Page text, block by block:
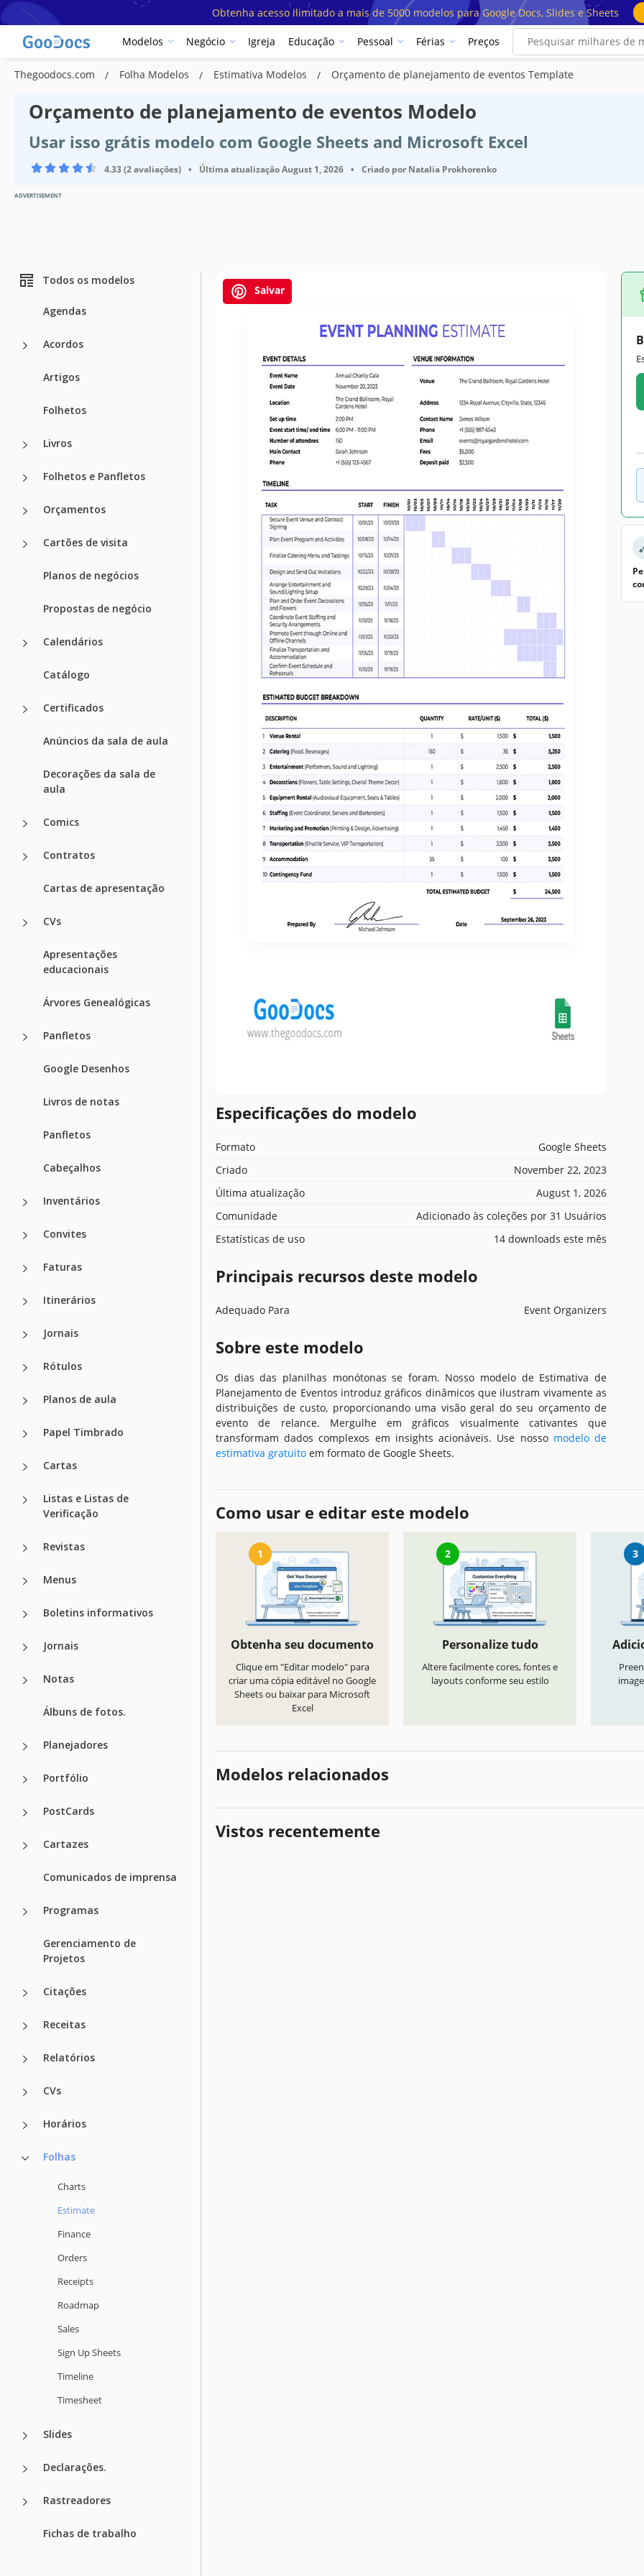
Obtenha acesso ilimitado a mais de 5000 modelos para Google Docs, Slides e Sheets
Modelos Negócio Igreja Educação Pessoal Férias Preços
Thegoodocs.com Folha Modelos Estimativa Modelos Orçamento de planejamento de eventos Template
Orçamento de planejamento de eventos Modelo
Usar isso grátis modelo com Google Sheets and Microsoft Excel
4.33 (2 avaliações) • Última atualizaçãoAugust 1, 2026 • Criado por Natalia Prokhorenko
ADVERTISEMENT
Todos os modelos
Agendas
Acordos
Artigos
Folhetos
Livros
Folhetos e Panfletos
Orçamentos
Cartões de visita
Planos de negócios
Propostas de negócio
Calendários
Catálogo
Certificados
Anúncios da sala de aula
Decorações da sala de
aula
Comics
Contratos
Cartas de apresentação
CVs
Apresentações
educacionais
Árvores Genealógicas
Panfletos
Google Desenhos
Livros de notas
Panfletos
Cabeçalhos
Inventários
Convites
Faturas
Itinerários
Jornais
Rótulos
Planos de aula
Papel Timbrado
Cartas
Listas e Listas de
Verificação
Revistas
Menus
Boletins informativos
Jornais
Notas
Álbuns de fotos.
Planejadores
Portfólio
PostCards
Cartazes
Comunicados de imprensa
Programas
Gerenciamento de
Projetos
Citações
Receitas
Relatórios
CVs
Horários
Folhas
Charts
Estimate
Finance
Orders
Receipts
Roadmap
Sales
Sign Up Sheets
Timeline
Timesheet
Slides
Declarações.
Rastreadores
Fichas de trabalho
Salvar
Especificações do modelo
Formato
Google Sheets
Criado
November 22, 2023
Última atualização
August 1, 2026
Comunidade
Adicionado às coleções por 31 Usuários
Estatísticas de uso
14 downloads este mês
Principais recursos deste modelo
Adequado Para Event Organizers
Sobre este modelo
Os dias das planilhas monótonas se foram. Nosso modelo de Estimativa de
Planejamento de Eventos introduz gráficos dinâmicos que ilustram vivamente as
distribuições de custo, proporcionando uma visão geral do seu orçamento de
evento de relance. Mergulhe em gráficos visualmente cativantes que
transformam dados complexos em insights acionáveis. Use nosso modelo de
estimativa gratuito em formato de Google Sheets.
Como usar e editar este modelo
1
Obtenha seu documento
Clique em "Editar modelo" para
criar uma cópia editável no Google
Sheets ou baixar para Microsoft
Excel
2
Personalize tudo
Altere facilmente cores, fontes e
layouts conforme seu estilo
3
Modelos relacionados
Vistos recentemente